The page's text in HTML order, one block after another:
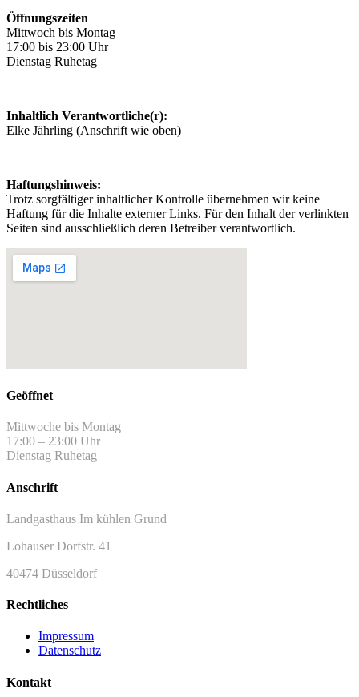
Öffnungszeiten
Mittwoch bis Montag
17:00 bis 23:00 Uhr
Dienstag Ruhetag
Inhaltlich Verantwortliche(r):
Elke Jährling (Anschrift wie oben)
Haftungshinweis:
Trotz sorgfältiger inhaltlicher Kontrolle übernehmen wir keine
Haftung für die Inhalte externer Links. Für den Inhalt der verlinkten
Seiten sind ausschließlich deren Betreiber verantwortlich.
Geöffnet
Mittwoche bis Montag
17:00 – 23:00 Uhr
Dienstag Ruhetag
Anschrift
Landgasthaus Im kühlen Grund
Lohauser Dorfstr. 41
40474 Düsseldorf
Rechtliches
Impressum
Datenschutz
Kontakt